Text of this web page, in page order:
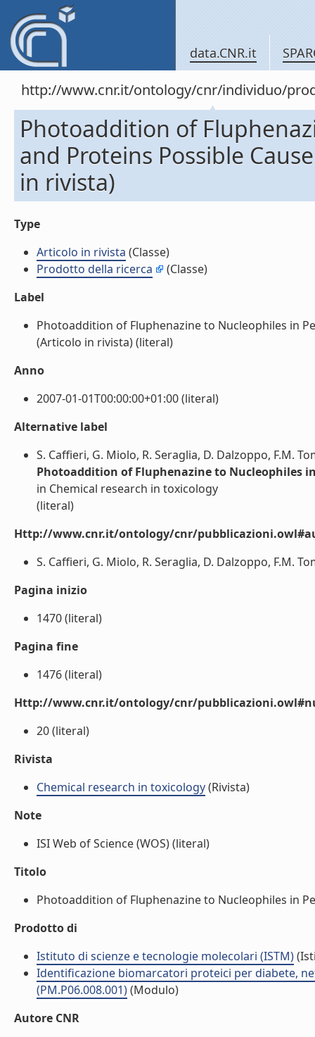
data.CNR.it
http://www.cnr.it/ontology/cnr/individuo/
Photoaddition of
and Proteins Possible
in rivista)
Type
Articolo in rivista (Classe)
Prodotto della ricerca
(Classe)
Label
Photoaddition of Fluphenazine to Nucleophiles in
(Articolo in rivista) (literal)
Anno
2007-01-01T00:00:00+01:00 (literal)
Alternative label
S. Caffieri, G. Miolo, R. Seraglia, D. Dalzoppo, F.M.
Photoaddition of Fluphenazine to Nucleophiles
in Chemical research in toxicology
(literal)
Http://www.cnr.it/ontology/cnr/
S. Caffieri, G. Miolo, R. Seraglia, D. Dalzoppo, F.M.
Pagina inizio
1470 (literal)
Pagina fine
1476 (literal)
Http://www.cnr.it/ontology/cnr/
20 (literal)
Rivista
Chemical research in toxicology(Rivista)
Note
ISI Web of Science (WOS) (literal)
Titolo
Photoaddition of Fluphenazine to Nucleophiles in
Prodotto di
Istituto di scienze e tecnologie molecolari (ISTM)
Identificazione biomarcatori proteici per diabete,
(PM.P06.008.001)(Modulo)
Autore CNR